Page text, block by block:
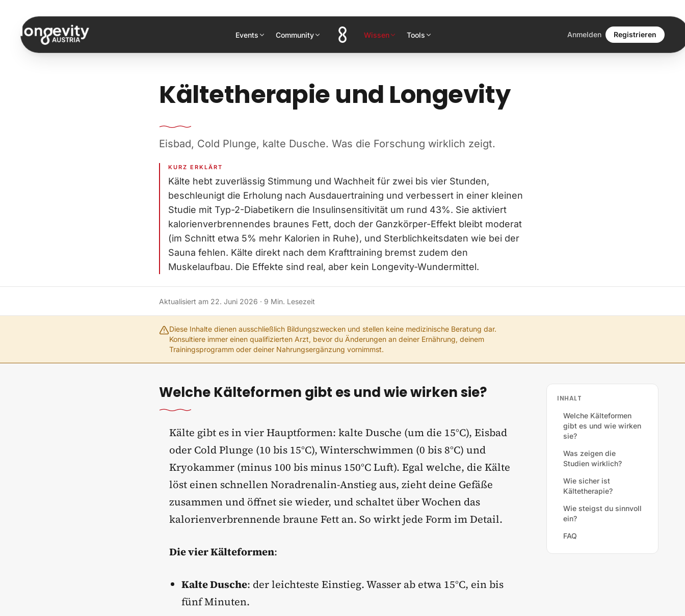
Events Community Wissen Tools Anmelden Registrieren
Kältetherapie und Longevity
Eisbad, Cold Plunge, kalte Dusche. Was die Forschung wirklich zeigt.
KURZ ERKLÄRT
Kälte hebt zuverlässig Stimmung und Wachheit für zwei bis vier Stunden,
beschleunigt die Erholung nach Ausdauertraining und verbessert in einer kleinen
Studie mit Typ-2-Diabetikern die Insulinsensitivität um rund 43%. Sie aktiviert
kalorienverbrennendes braunes Fett, doch der Ganzkörper-Effekt bleibt moderat
(im Schnitt etwa 5% mehr Kalorien in Ruhe), und Sterblichkeitsdaten wie bei der
Sauna fehlen. Kälte direkt nach dem Krafttraining bremst zudem den
Muskelaufbau. Die Effekte sind real, aber kein Longevity-Wundermittel.
Aktualisiert am 22. Juni 2026 · 9 Min. Lesezeit
Diese Inhalte dienen ausschließlich Bildungszwecken und stellen keine medizinische Beratung dar.
Konsultiere immer einen qualifizierten Arzt, bevor du Änderungen an deiner Ernährung, deinem
Trainingsprogramm oder deiner Nahrungsergänzung vornimmst.
Welche Kälteformen gibt es und wie wirken sie?
Kälte gibt es in vier Hauptformen: kalte Dusche (um die 15°C), Eisbad
oder Cold Plunge (10 bis 15°C), Winterschwimmen (0 bis 8°C) und
Kryokammer (minus 100 bis minus 150°C Luft). Egal welche, die Kälte
löst einen schnellen Noradrenalin-Anstieg aus, zieht deine Gefäße
zusammen und öffnet sie wieder, und schaltet über Wochen das
kalorienverbrennende braune Fett an. So wirkt jede Form im Detail.
Die vier Kälteformen:
Kalte Dusche: der leichteste Einstieg. Wasser ab etwa 15°C, ein bis
fünf Minuten.
INHALT
Welche Kälteformen
gibt es und wie wirken
sie?
Was zeigen die
Studien wirklich?
Wie sicher ist
Kältetherapie?
Wie steigst du sinnvoll
ein?
FAQ